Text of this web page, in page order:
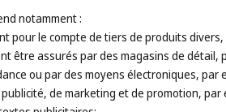
notamment :
pour le compte de tiers de produits
être assurés par des magasins de
ou par des moyens électroniques,
de marketing et de promotion,